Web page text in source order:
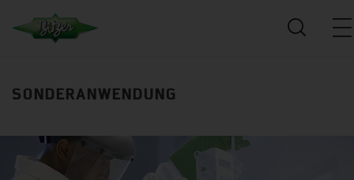
SONDERANWENDUNG